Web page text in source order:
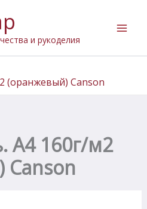
и рукоделия
(оранжевый) Canson
А4 160г/м2